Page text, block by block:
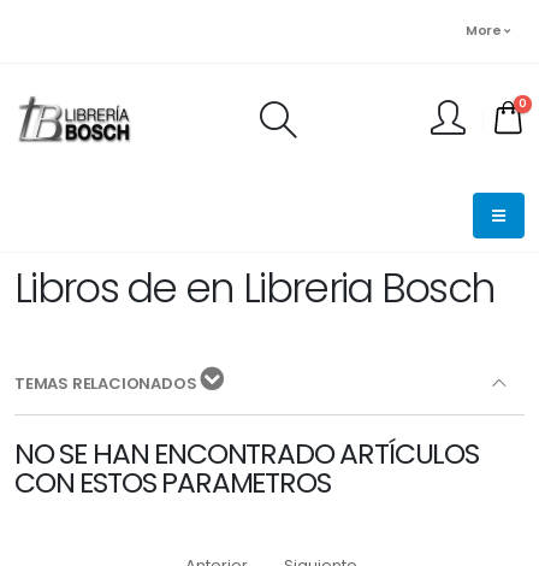
More
0
Libros de en Libreria Bosch
TEMAS RELACIONADOS
NO SE HAN ENCONTRADO ARTÍCULOS
CON ESTOS PARAMETROS